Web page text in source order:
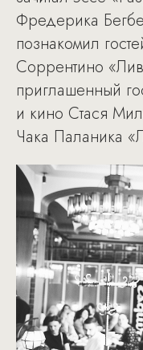
Фредерика
познакомил
Соррентино
приглашенный
и кино Стася
Чака Паланика